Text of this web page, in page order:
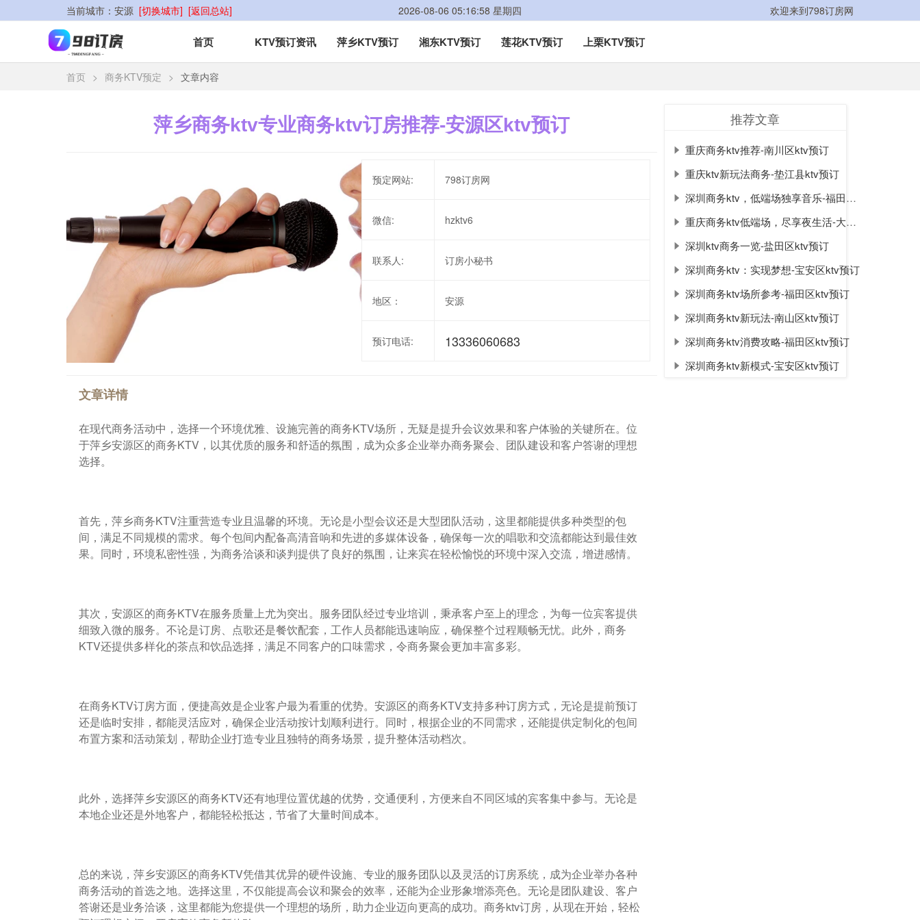
当前城市： 安源 [切换城市] [返回总站] 2026-08-06 05:16:59 星期四 欢迎来到798订房网
首页 KTV预订资讯 萍乡KTV预订 湘东KTV预订 莲花KTV预订 上栗KTV预订
首页 > 商务KTV预定 > 文章内容
萍乡商务ktv专业商务ktv订房推荐-安源区ktv预订
预定网站: 798订房网
微信: hzktv6
联系人: 订房小秘书
地区： 安源
预订电话: 13336060683
文章详情
在现代商务活动中，选择一个环境优雅、设施完善的商务KTV场所，无疑是提升会议效果和客户体验的关键所在。位
于萍乡安源区的商务KTV，以其优质的服务和舒适的氛围，成为众多企业举办商务聚会、团队建设和客户答谢的理想
选择。
首先，萍乡商务KTV注重营造专业且温馨的环境。无论是小型会议还是大型团队活动，这里都能提供多种类型的包
间，满足不同规模的需求。每个包间内配备高清音响和先进的多媒体设备，确保每一次的唱歌和交流都能达到最佳效
果。同时，环境私密性强，为商务洽谈和谈判提供了良好的氛围，让来宾在轻松愉悦的环境中深入交流，增进感情。
其次，安源区的商务KTV在服务质量上尤为突出。服务团队经过专业培训，秉承客户至上的理念，为每一位宾客提供
细致入微的服务。不论是订房、点歌还是餐饮配套，工作人员都能迅速响应，确保整个过程顺畅无忧。此外，商务
KTV还提供多样化的茶点和饮品选择，满足不同客户的口味需求，令商务聚会更加丰富多彩。
在商务KTV订房方面，便捷高效是企业客户最为看重的优势。安源区的商务KTV支持多种订房方式，无论是提前预订
还是临时安排，都能灵活应对，确保企业活动按计划顺利进行。同时，根据企业的不同需求，还能提供定制化的包间
布置方案和活动策划，帮助企业打造专业且独特的商务场景，提升整体活动档次。
此外，选择萍乡安源区的商务KTV还有地理位置优越的优势，交通便利，方便来自不同区域的宾客集中参与。无论是
本地企业还是外地客户，都能轻松抵达，节省了大量时间成本。
总的来说，萍乡安源区的商务KTV凭借其优异的硬件设施、专业的服务团队以及灵活的订房系统，成为企业举办各种
商务活动的首选之地。选择这里，不仅能提高会议和聚会的效率，还能为企业形象增添亮色。无论是团队建设、客户
答谢还是业务洽谈，这里都能为您提供一个理想的场所，助力企业迈向更高的成功。商务ktv订房，从现在开始，轻松
推荐文章
重庆商务ktv推荐-南川区ktv预订
重庆ktv新玩法商务-垫江县ktv预订
深圳商务ktv，低端场独享音乐-福田区ktv预订
重庆商务ktv低端场，尽享夜生活-大足区ktv预订
深圳ktv商务一览-盐田区ktv预订
深圳商务ktv：实现梦想-宝安区ktv预订
深圳商务ktv场所参考-福田区ktv预订
深圳商务ktv新玩法-南山区ktv预订
深圳商务ktv消费攻略-福田区ktv预订
深圳商务ktv新模式-宝安区ktv预订